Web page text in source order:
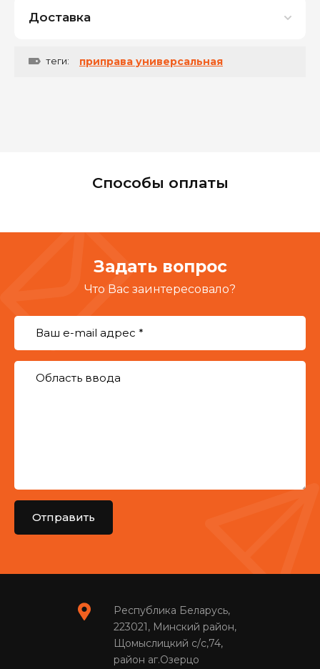
Доставка
теги: приправа универсальная
Способы оплаты
Задать вопрос
Что Вас заинтересовало?
Отправить
Республика Беларусь,
223021, Минский район,
Щомыслицкий с/с,74,
район аг.Озерцо